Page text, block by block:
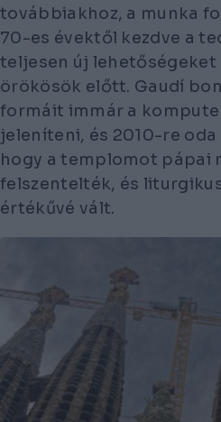
továbbiakhoz, a munka
70-es évektől kezdve a
teljesen új
örökösök előtt. Gaudí
formáit immár a
jeleníteni, és 2010-re
hogy a templomot pápai
felszentelték, és
értékűvé vált.